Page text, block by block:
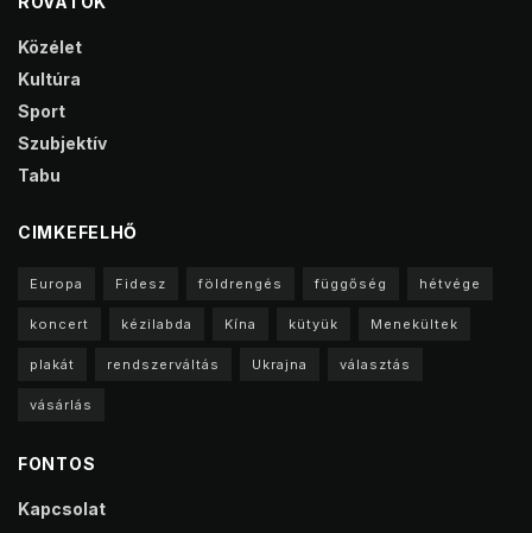
Közélet
Kultúra
Sport
Szubjektív
Tabu
CIMKEFELHŐ
Europa Fidesz földrengés függőség hétvége
koncert kézilabda Kína kütyük Menekültek
plakát rendszerváltás Ukrajna választás
vásárlás
FONTOS
Kapcsolat